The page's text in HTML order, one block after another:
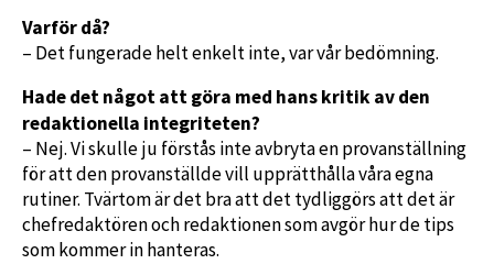
Varför då?
– Det fungerade helt enkelt inte, var vår bedömning.
Hade det något att göra med hans kritik av den
redaktionella integriteten?
– Nej. Vi skulle ju förstås inte avbryta en provanställning
för att den provanställde vill upprätthålla våra egna
rutiner. Tvärtom är det bra att det tydliggörs att det är
chefredaktören och redaktionen som avgör hur de tips
som kommer in hanteras.